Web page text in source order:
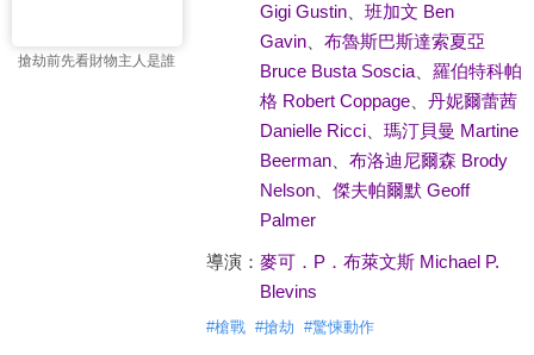
搶劫前先看財物主人是誰
Gigi Gustin、 班加文 Ben
Gavin、 布魯斯巴斯達索夏亞
Bruce Busta Soscia、 羅伯特科帕
格 Robert Coppage、 丹妮爾蕾茜
Danielle Ricci、 瑪汀貝曼 Martine
Beerman、 布洛迪尼爾森 Brody
Nelson、 傑夫帕爾默 Geoff
Palmer
導演： 麥可．P．布萊文斯 Michael P.
Blevins
#槍戰 #搶劫 #驚悚動作